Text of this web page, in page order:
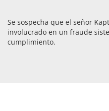
Se sospecha que el señor
involucrado en un fraude
cumplimiento.